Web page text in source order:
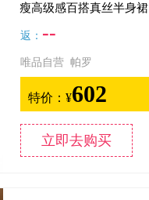
瘦高级感百搭真丝半身裙
返： --
唯品自营 帕罗
特价： ¥602
立即去购买